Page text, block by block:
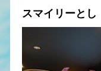
スマイリーとし